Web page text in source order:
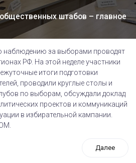
штабов – главное
наблюдению за выборами проводят
РФ. На этой неделе участники
итоги подготовки
проводили круглые столы и
по выборам, обсуждали доклад
проектов и коммуникаций
в избирательной кампании.
Далее